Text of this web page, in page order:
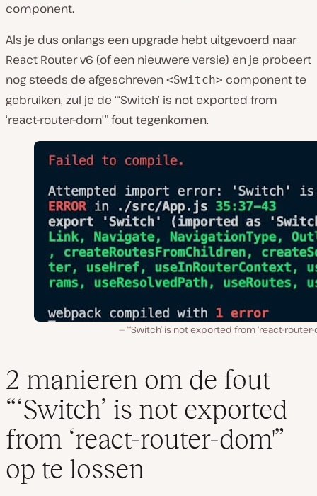
component.
Als je dus onlangs een upgrade hebt uitgevoerd naar
React Router v6 (of een nieuwere versie) en je probeert
nog steeds de afgeschreven <Switch> component te
gebruiken, zul je de “‘Switch’ is not exported from
‘react-router-dom'” fout tegenkomen.
“‘Switch’ is not exported from ‘react-router-
2 manieren om de fout
“‘Switch’ is not exported
from ‘react-router-dom'”
op te lossen